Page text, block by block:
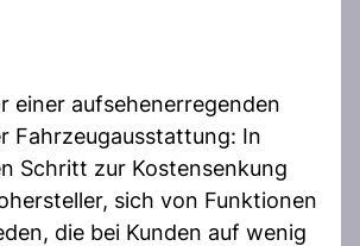
einer aufsehenerregenden
Fahrzeugausstattung: In
Schritt zur Kostensenkung
sich von Funktionen
die bei Kunden auf wenig